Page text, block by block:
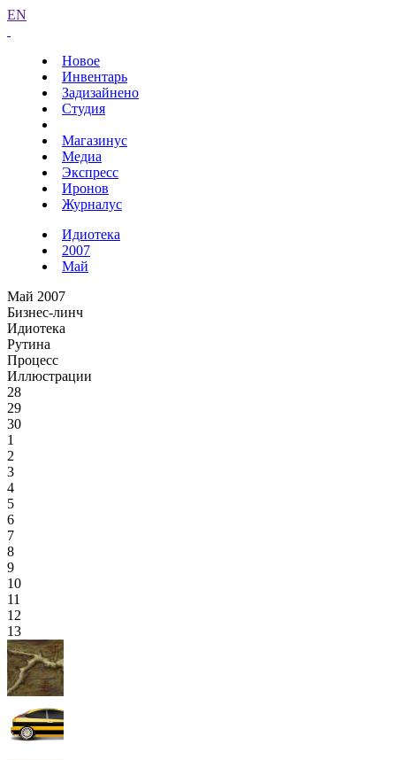
EN
Новое
Инвентарь
Задизайнено
Студия
Магазинус
Медиа
Экспресс
Иронов
Журналус
Идиотека
2007
Май
Май 2007
Бизнес-линч
Идиотека
Рутина
Процесс
Иллюстрации
28
29
30
1
2
3
4
5
6
7
8
9
10
11
12
13